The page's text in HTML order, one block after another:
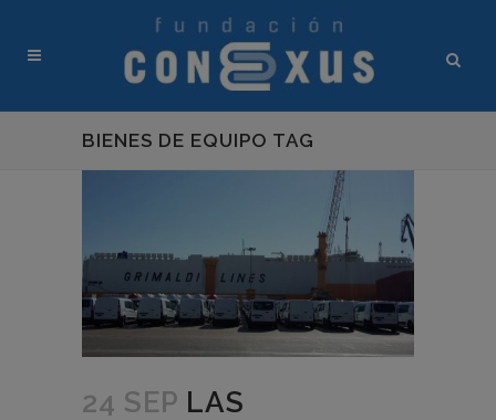
BIENES DE EQUIPO TAG
24 SEP LAS